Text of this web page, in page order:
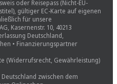
oder Reisepass (Nicht-EU-
gültiger EC-Karte auf eigenen
für unsere
Kasernenstr. 10, 40213
Deutschland,
• Finanzierungspartner
(Widerrufsrecht, Gewährleistung)
zwischen dem